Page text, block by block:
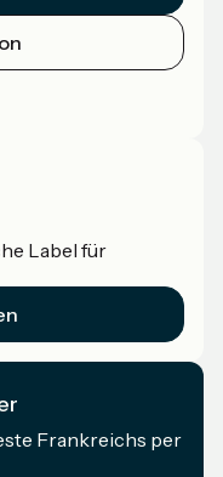
Label für
Frankreichs per